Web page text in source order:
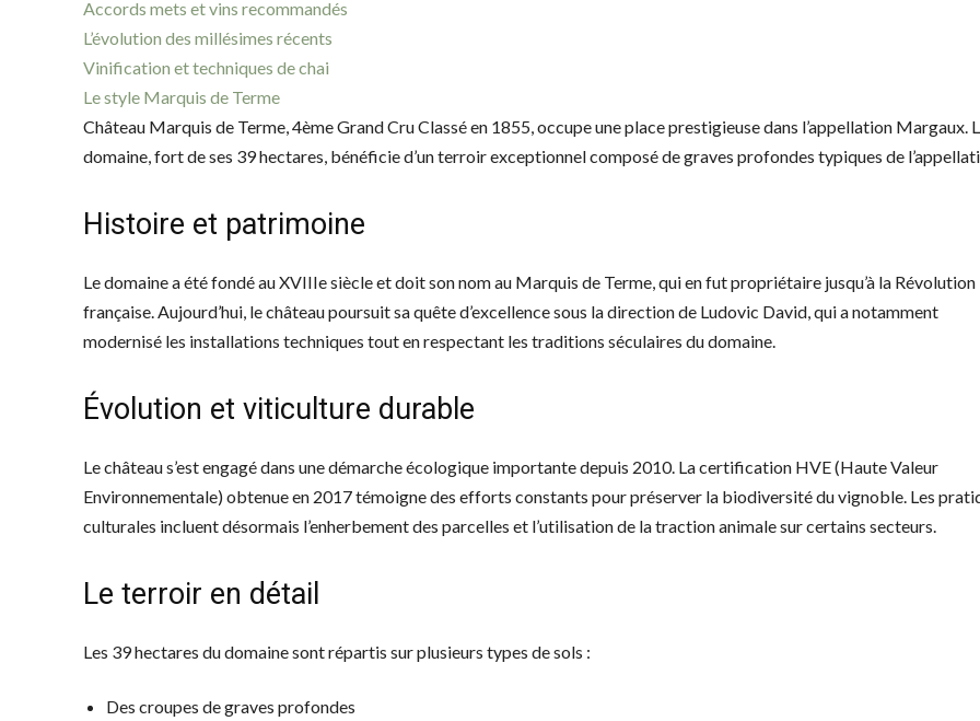
Accords mets et vins recommandés
L’évolution des millésimes récents
Vinification et techniques de chai
Le style Marquis de Terme
Château Marquis de Terme, 4ème Grand Cru Classé en 1855, occupe une place prestigieuse dans l’appellation Margaux.
domaine, fort de ses 39 hectares, bénéficie d’un terroir exceptionnel composé de graves profondes typiques de
Histoire et patrimoine
Le domaine a été fondé au XVIIIe siècle et doit son nom au Marquis de Terme, qui en fut propriétaire jusqu’à la Révolution
française. Aujourd’hui, le château poursuit sa quête d’excellence sous la direction de Ludovic David, qui a notamment
modernisé les installations techniques tout en respectant les traditions séculaires du domaine.
Évolution et viticulture durable
Le château s’est engagé dans une démarche écologique importante depuis 2010. La certification HVE (Haute Valeur
Environnementale) obtenue en 2017 témoigne des efforts constants pour préserver la biodiversité du vignoble. Les
culturales incluent désormais l’enherbement des parcelles et l’utilisation de la traction animale sur certains secteurs.
Le terroir en détail
Les 39 hectares du domaine sont répartis sur plusieurs types de sols :
Des croupes de graves profondes